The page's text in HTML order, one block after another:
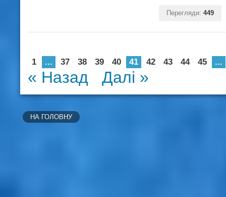
Перегляди: 449
1 ... 37 38 39 40 41 42 43 44 45 ...
« Назад Далі »
НА ГОЛОВНУ